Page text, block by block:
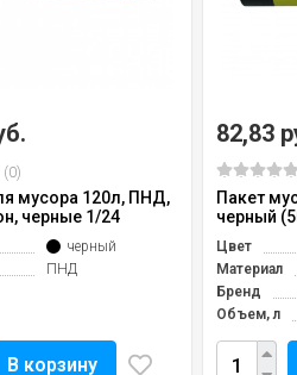
(0)
мусора 120л, ПНД,
черные 1/24
черный
ПНД
В корзину
82,83
Пакет
черный
Цвет
Материал
Бренд
Объем, л